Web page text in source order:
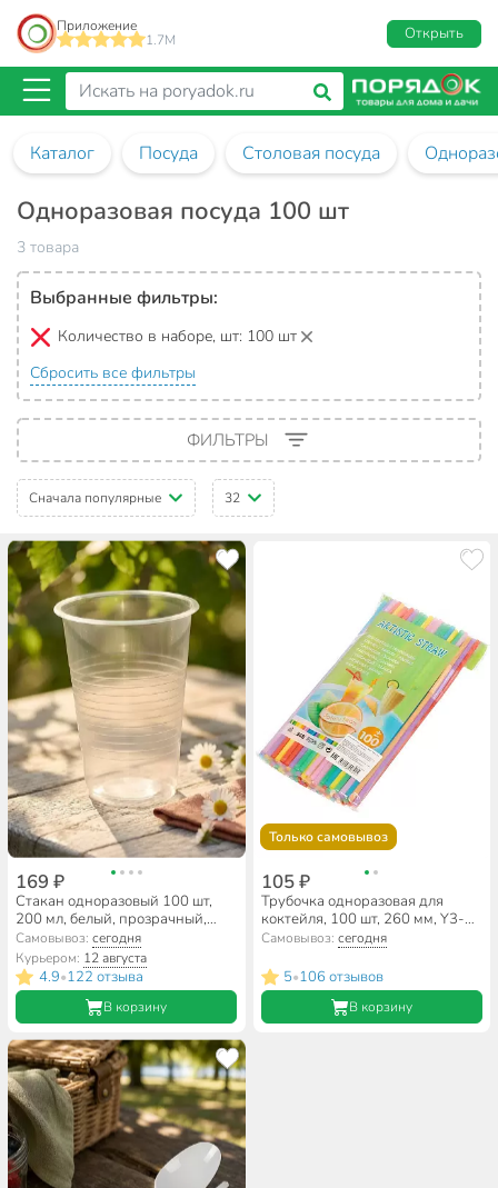
Приложение
1.7M
Открыть
Каталог Посуда Столовая посуда
Одноразовая посуда 100 шт
3 товара
Выбранные фильтры:
Количество в наборе, шт: 100 шт
Сбросить все фильтры
ФИЛЬТРЫ
Сначала популярные 32
169 ₽
Стакан одноразовый 100 шт,
200 мл, белый, прозрачный,
Мистерия, в ассортименте
Самовывоз:сегодня
Курьером: 12 августа
4.9•122 отзыва
В корзину
Только самовывоз
105 ₽
Трубочка одноразовая для
коктейля, 100 шт, 260 мм, Y3-
608, разноцветная
Самовывоз: сегодня
5•106 отзывов
В корзину